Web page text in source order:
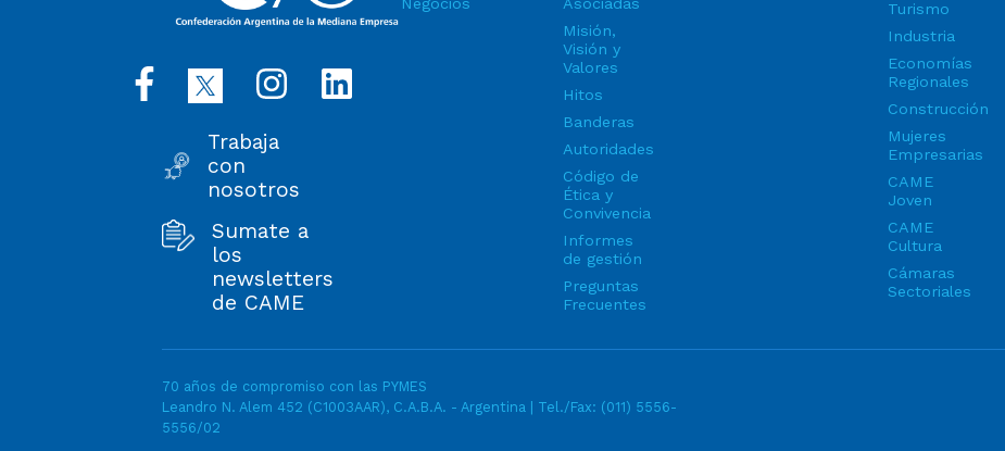
Trabaja
con
nosotros
Sumate a
los
newsletters
de CAME
Misión,
Visión y
Valores
Hitos
Banderas
Autoridades
Código de
Ética y
Convivencia
Informes
de gestión
Preguntas
Frecuentes
Turismo
Industria
Economías
Regionales
Construcción
Mujeres
Empresarias
CAME
Joven
CAME
Cultura
Cámaras
Sectoriales
70 años de compromiso con las PYMES
Leandro N. Alem 452 (C1003AAR), C.A.B.A. - Argentina | Tel./Fax: (011) 5556-
5556/02